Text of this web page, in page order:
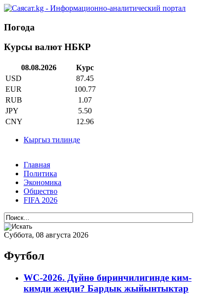
Погода
Курсы валют НБКР
08.08.2026
Курс
USD
87.45
EUR
100.77
RUB
1.07
JPY
5.50
CNY
12.96
Кыргыз тилинде
Главная
Политика
Экономика
Общество
FIFA 2026
Суббота, 08 августа 2026
Футбол
WC-2026. Дүйнө биринчилигинде ким-
кимди жеңди? Бардык жыйынтыктар